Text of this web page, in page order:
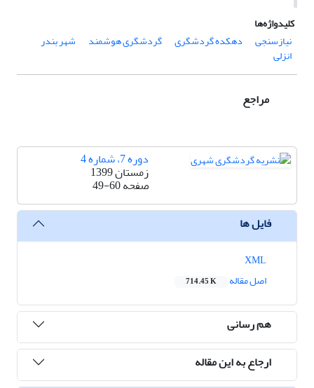
کلیدواژه‌ها
نیازسنجی
دهکده گردشگری گردشگری هوشمند شهر بندر
انزلی
مراجع
دوره 7، شماره 4
زمستان 1399
صفحه49-60
فایل ها
اصل مقاله
714.45 K
هم رسانی
ارجاع به این مقاله